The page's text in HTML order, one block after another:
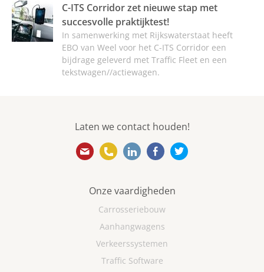
C-ITS Corridor zet nieuwe stap met
succesvolle praktijktest!
In samenwerking met Rijkswaterstaat heeft
EBO van Weel voor het C-ITS Corridor een
bijdrage geleverd met Traffic Fleet en een
tekstwagen//actiewagen.
Laten we contact houden!
info@ebovanweel.com
010 501 5866
https://www.linkedin.com/
https://
Onze vaardigheden
Carrosseriebouw
Aanhangwagens
Verkeerssystemen
Traffic Software